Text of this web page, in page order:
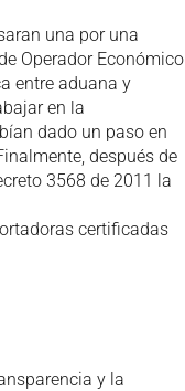
una por una
Operador Económico
entre aduana y
en la
dado un paso en
después de
3568 de 2011 la
certificadas
y la